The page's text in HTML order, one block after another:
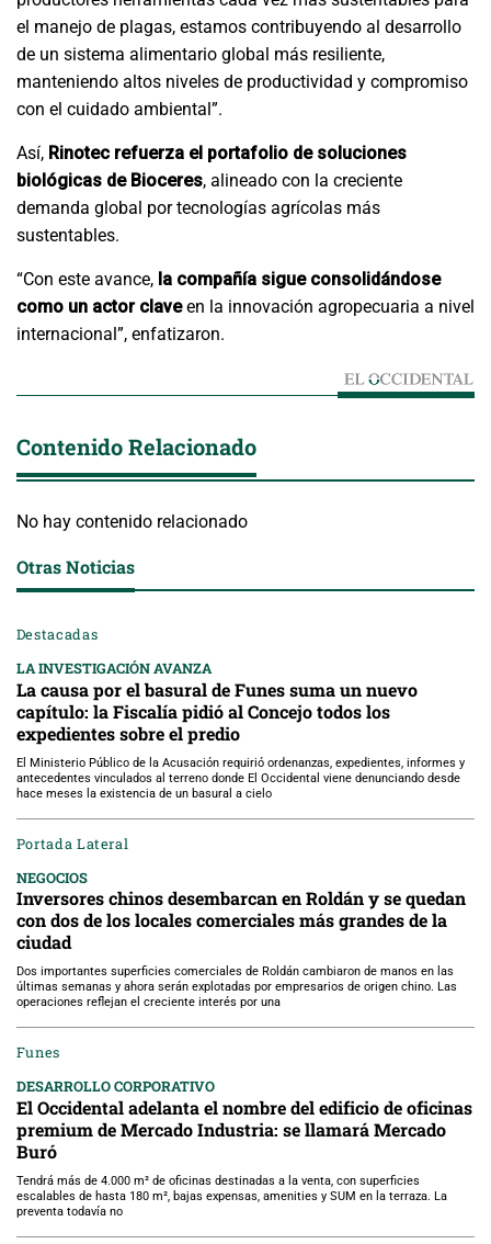
el manejo de plagas, estamos contribuyendo al desarrollo
de un sistema alimentario global más resiliente,
manteniendo altos niveles de productividad y compromiso
con el cuidado ambiental”.
Así, Rinotec refuerza el portafolio de soluciones
biológicas de Bioceres, alineado con la creciente
demanda global por tecnologías agrícolas más
sustentables.
“Con este avance, la compañía sigue consolidándose
como un actor claveen la innovación agropecuaria a nivel
internacional”, enfatizaron.
Contenido Relacionado
No hay contenido relacionado
Otras Noticias
Destacadas
LA INVESTIGACIÓN AVANZA
La causa por el basural de Funes suma un nuevo
capítulo: la Fiscalía pidió al Concejo todos los
expedientes sobre el predio
El Ministerio Público de la Acusación requirió ordenanzas, expedientes, informes y
antecedentes vinculados al terreno donde El Occidental viene denunciando desde
hace meses la existencia de un basural a cielo
Portada Lateral
NEGOCIOS
Inversores chinos desembarcan en Roldán y se quedan
con dos de los locales comerciales más grandes de la
ciudad
Dos importantes superficies comerciales de Roldán cambiaron de manos en las
últimas semanas y ahora serán explotadas por empresarios de origen chino. Las
operaciones reflejan el creciente interés por una
Funes
DESARROLLO CORPORATIVO
El Occidental adelanta el nombre del edificio de oficinas
premium de Mercado Industria: se llamará Mercado
Buró
Tendrá más de 4.000 m² de oficinas destinadas a la venta, con superficies
escalables de hasta 180 m², bajas expensas, amenities y SUM en la terraza. La
preventa todavía no